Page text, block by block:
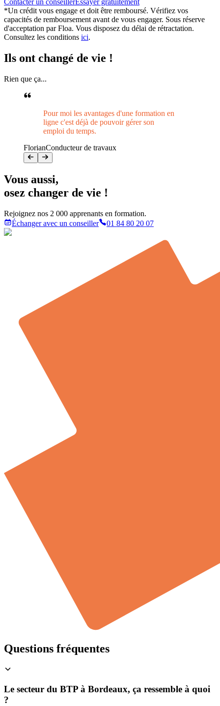
*Un crédit vous engage et doit être remboursé. Vérifiez vos
capacités de remboursement avant de vous engager. Sous réserve
d'acceptation par Floa. Vous disposez du délai de rétractation.
Consultez les conditions ici.
Ils ont changé de vie !
Rien que ça...
Pour moi les avantages d'une formation en
ligne c'est déjà de pouvoir gérer son
emploi du temps.
FlorianConducteur de travaux
Vous aussi,
osez changer de vie !
Rejoignez nos 2 000 apprenants en formation.
Échanger avec un conseiller
01 84 80 20 07
Questions fréquentes
Le secteur du BTP à Bordeaux, ça ressemble à quoi
?